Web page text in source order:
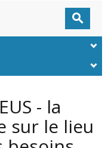

- la
sur le lieu